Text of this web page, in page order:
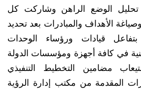
تحليل الوضع الراهن وشاركت كل
الأهداف والمبادرات بعد تحديد
بتفاعل قيادات ورؤساء الوحدات
في كافة أجهزة ومؤسسات الدولة
مضامين التخطيط التنفيذي
المقدمة من مكتب إدارة الرؤية